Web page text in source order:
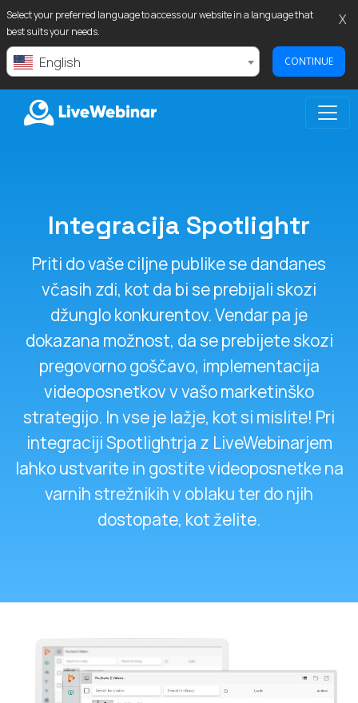
Select your preferred language to access our website in a language that
best suits your needs.
English CONTINUE
X
Integracija Spotlightr
Priti do vaše ciljne publike se dandanes
včasih zdi, kot da bi se prebijali skozi
džunglo konkurentov. Vendar pa je
dokazana možnost, da se prebijete skozi
pregovorno goščavo, implementacija
videoposnetkov v vašo marketinško
strategijo. In vse je lažje, kot si mislite! Pri
integraciji Spotlightrja z LiveWebinarjem
lahko ustvarite in gostite videoposnetke na
varnih strežnikih v oblaku ter do njih
dostopate, kot želite.